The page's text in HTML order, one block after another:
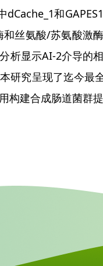
和
丝氨酸/苏氨酸激
析显示AI-2介导的
研究呈现了迄今最
建合成肠道菌群提